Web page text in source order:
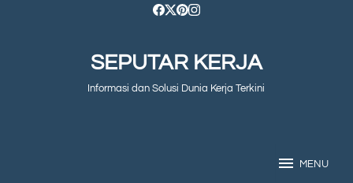
SEPUTAR KERJA
Informasi dan Solusi Dunia Kerja Terkini
MENU